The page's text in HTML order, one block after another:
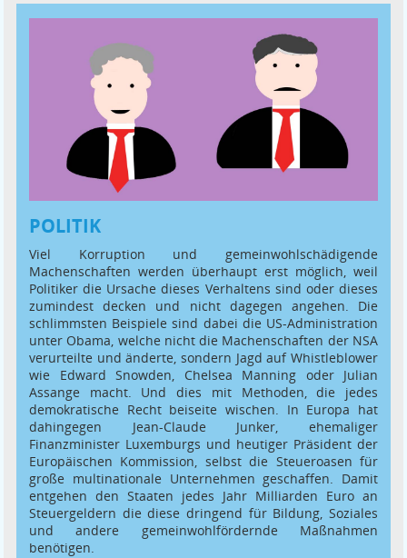
POLITIK
Viel Korruption und gemeinwohlschädigende
Machenschaften werden überhaupt erst möglich, weil
Politiker die Ursache dieses Verhaltens sind oder dieses
zumindest decken und nicht dagegen angehen. Die
schlimmsten Beispiele sind dabei die US-Administration
unter Obama, welche nicht die Machenschaften der NSA
verurteilte und änderte, sondern Jagd auf Whistleblower
wie Edward Snowden, Chelsea Manning oder Julian
Assange macht. Und dies mit Methoden, die jedes
demokratische Recht beiseite wischen. In Europa hat
dahingegen Jean-Claude Junker, ehemaliger
Finanzminister Luxemburgs und heutiger Präsident der
Europäischen Kommission, selbst die Steueroasen für
große multinationale Unternehmen geschaffen. Damit
entgehen den Staaten jedes Jahr Milliarden Euro an
Steuergeldern die diese dringend für Bildung, Soziales
und andere gemeinwohlfördernde Maßnahmen
benötigen.